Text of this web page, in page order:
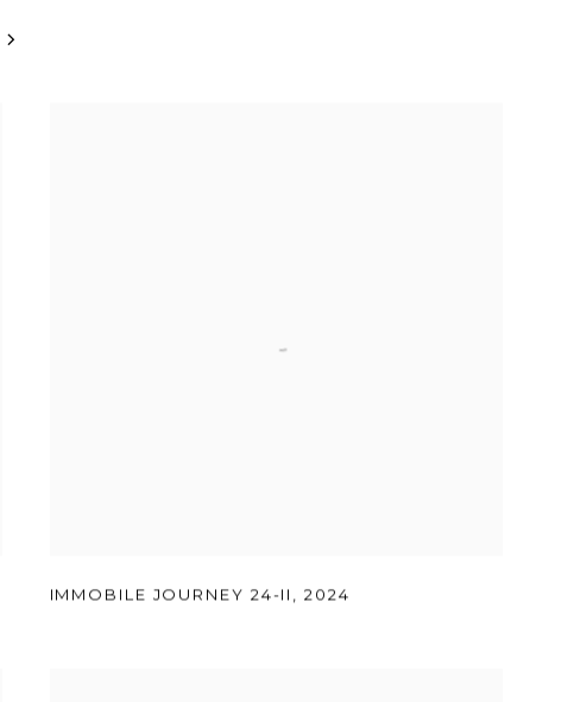
IMMOBILE JOURNEY 24-II , 2024